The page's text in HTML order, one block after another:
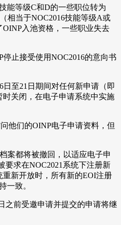
能等级C和D的一些职位转为
相当于NOC2016技能等级A或
入池资格，一些职业失去
停止接受使用NOC2016的意向书
日至21日期间对任何新申请（即
关闭，在电子申请系统中实施
他们的OINP电子申请资料，但
案都将被撤回，以适应电子申
要求在NOC2021系统下注册新
新开放时，所有新的EOI注册
一致。
之前受邀申请并提交的申请将继